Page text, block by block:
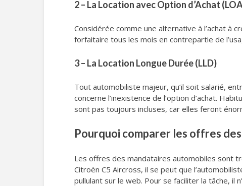
2 – La Location avec Option d’Achat
Considérée comme une alternative à l’achat à
forfaitaire tous les mois en contrepartie de
3 – La Location Longue Durée (LLD)
Tout automobiliste majeur, qu’il soit salarié,
concerne l’inexistence de l’option d’achat.
sont pas toujours incluses, car elles feront
Pourquoi comparer les offres
Les offres des mandataires automobiles sont
Citroën C5 Aircross, il se peut que
pullulant sur le web. Pour se faciliter la tâche, il